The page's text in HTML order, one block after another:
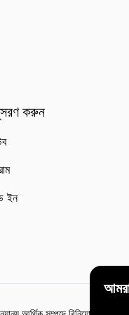
করুন
ইন